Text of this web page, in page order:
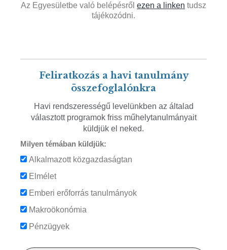
Az Egyesületbe való belépésről ezen a linken tudsz
tájékozódni.
Feliratkozás a havi tanulmány
összefoglalónkra
Havi rendszerességű levelünkben az általad
választott programok friss műhelytanulmányait
küldjük el neked.
Milyen témában küldjük:
Alkalmazott közgazdaságtan
Elmélet
Emberi erőforrás tanulmányok
Makroökonómia
Pénzügyek